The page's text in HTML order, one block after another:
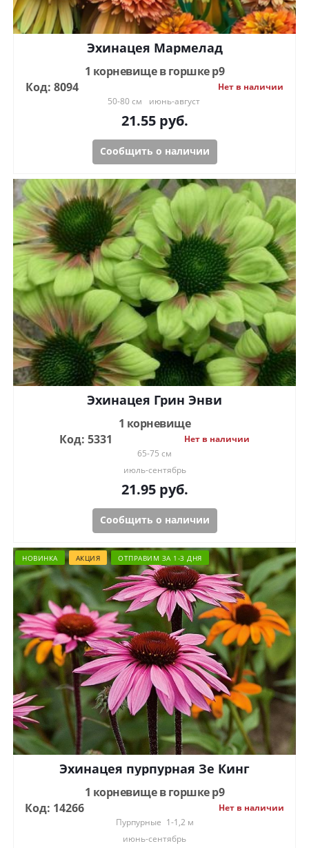
Эхинацея Мармелад
1 корневище в горшке р9
Код: 8094
Нет в наличии
50-80 см
июнь-август
21.55руб.
Сообщить о наличии
Эхинацея Грин Энви
1 корневище
Код: 5331
Нет в наличии
65-75 см
июль-сентябрь
21.95руб.
Сообщить о наличии
НОВИНКА АКЦИЯ ОТПРАВИМ ЗА 1-3 ДНЯ
Эхинацея пурпурная Зе Кинг
1 корневище в горшке р9
Код: 14266
Нет в наличии
Пурпурные 1-1,2 м
июнь-сентябрь